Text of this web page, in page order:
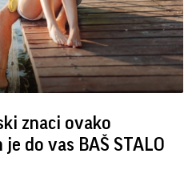
znaci ovako
do vas BAŠ STALO